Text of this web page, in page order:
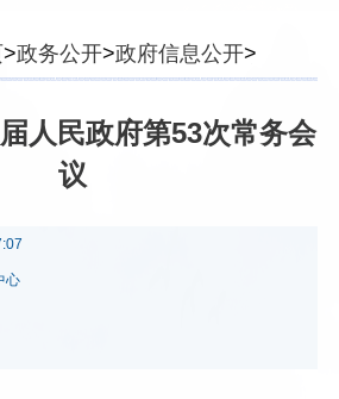
>政务公开>政府信息公开>
>重大会议>旗政府常务会议
人民政府第53次常务会
议
心